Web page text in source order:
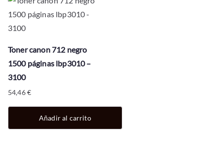
Toner canon 712 negro
1500 páginas lbp3010 –
3100
54,46€
Añadir al carrito